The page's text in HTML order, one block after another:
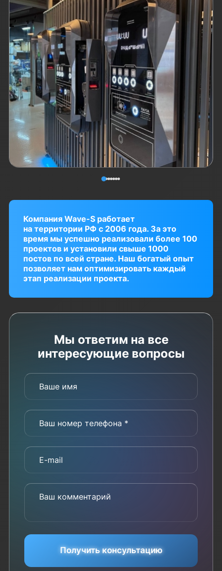
Компания Wave-S работает
на территории РФ с 2006 года. За это
время мы успешно реализовали более 100
проектов и установили свыше 1000
постов по всей стране. Наш богатый опыт
позволяет нам оптимизировать каждый
этап реализации проекта.
Мы ответим на все
интересующие вопросы
Ваше имя
Ваш номер телефона *
E-mail
Ваш комментарий
Получить консультацию